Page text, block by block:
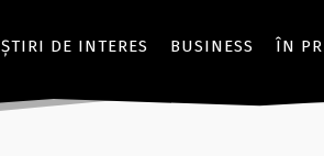
ȘTIRI DE INTERES BUSINESS ÎN